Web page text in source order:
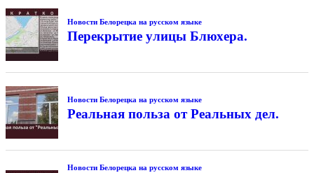
Новости Белорецка на русском языке
Перекрытие улицы Блюхера.
Новости Белорецка на русском языке
Реальная польза от Реальных дел.
Новости Белорецка на русском языке